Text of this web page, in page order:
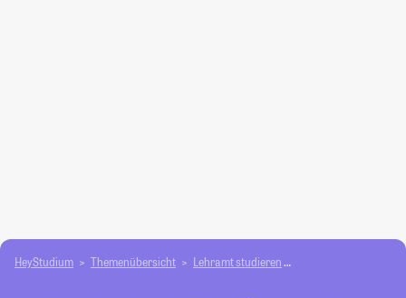
HeyStudium Themenübersicht Lehramt studieren